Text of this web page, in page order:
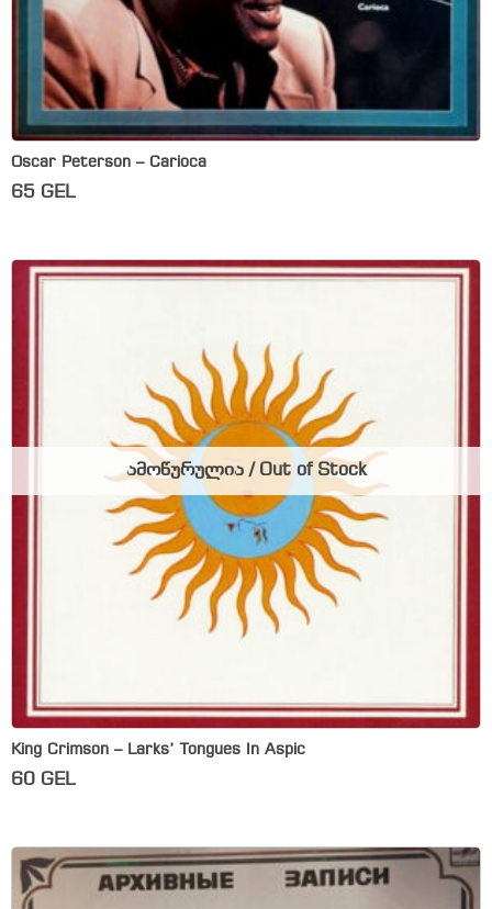
Oscar Peterson – Carioca
65 GEL
King Crimson – Larks’ Tongues In Aspic
60 GEL
ამოწურულია / Out of Stock